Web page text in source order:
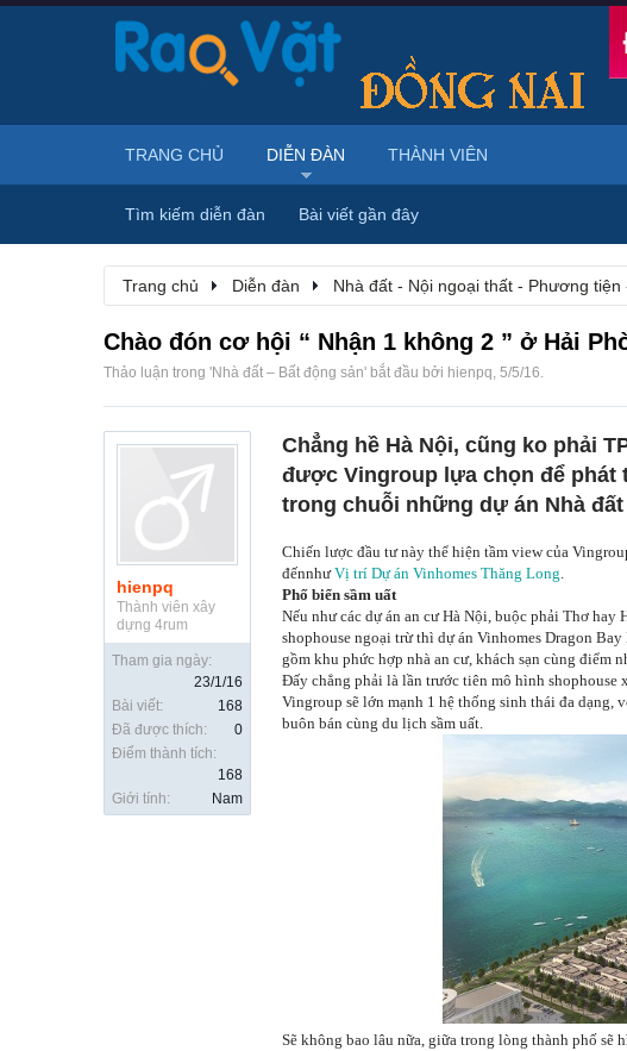
Trang chủ Diễn đàn Nhà đất - Nội ngoại thất - Phương tiện
Chào đón cơ hội “ Nhận 1 không 2 ” ở Hải
Thảo luận trong 'Nhà đất – Bất động sản' bắt đầu bởi hienpq, 5/5/16.
hienpq
Thành viên xây
dựng 4rum
Tham gia ngày:
23/1/16
Bài viết:
168
Đã được thích:
0
Điểm thành tích:
168
Giới tính:
Nam
Chẳng hề Hà Nội, cũng ko phải
được Vingroup lựa chọn để phát
trong chuỗi những dự án Nhà
Chiến lược đầu tư này thể hiện tầm view của
đếnnhưVị trí Dự án Vinhomes Thăng Long.
Phố biển sầm uất
Nếu như các dự án an cư Hà Nội, buộc phải Thơ
shophouse ngoại trừ thì dự án Vinhomes Dragon
gồm khu phức hợp nhà an cư, khách sạn cùng điểm
Đấy chẳng phải là lần trước tiên mô hình shophouse
Vingroup sẽ lớn mạnh 1 hệ thống sinh thái đa dạng,
buôn bán cùng du lịch sầm uất.
Sẽ không bao lâu nữa, giữa trong lòng thành phố
TRANG CHỦ DIỄN ĐÀN
Tìm kiếm diễn đàn Bài viết gần đây
THÀNH VIÊN